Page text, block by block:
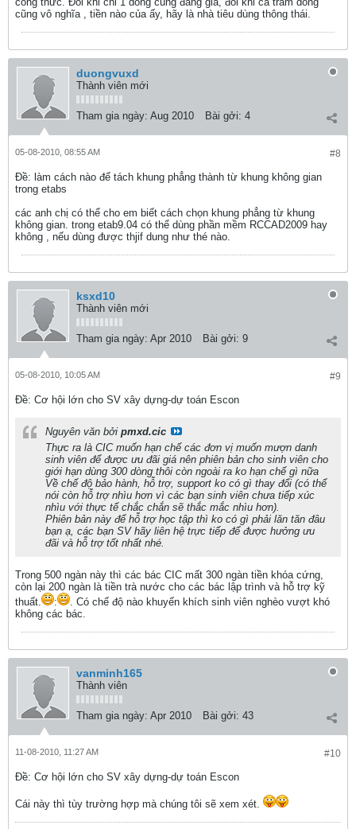
cũng vô nghĩa , tiền nào của ấy, hãy là nhà tiêu dùng thông thái.
duongvuxd
Thành viên mới
Tham gia ngày: Aug 2010 Bài gởi: 4
#8
05-08-2010, 08:55 AM
Ðề: làm cách nào để tách khung phẳng thành từ khung không gian
trong etabs
các anh chị có thể cho em biết cách chọn khung phẳng từ khung
không gian. trong etab9.04 có thể dùng phần mềm RCCAD2009 hay
không , nếu dùng được thjif dung như thé nào.
ksxd10
Thành viên mới
Tham gia ngày: Apr 2010 Bài gởi: 9
#9
05-08-2010, 10:05 AM
Ðề: Cơ hội lớn cho SV xây dựng-dự toán Escon
Nguyên văn bởi pmxd.cic
Thực ra là CIC muốn hạn chế các đơn vị muốn mượn danh
sinh viên để được ưu đãi giá nên phiên bản cho sinh viên cho
giới hạn dùng 300 dòng thôi còn ngoài ra ko hạn chế gì nữa
Về chế độ bảo hành, hỗ trợ, support ko có gì thay đổi (có thể
nói còn hỗ trợ nhìu hơn vì các bạn sinh viên chưa tiếp xúc
nhìu với thực tế chắc chắn sẽ thắc mắc nhìu hơn).
Phiên bản này để hỗ trợ học tập thì ko có gì phải lăn tăn đâu
bạn ạ, các bạn SV hãy liên hệ trực tiếp để được hưởng ưu
đãi và hỗ trợ tốt nhất nhé.
Trong 500 ngàn này thì các bác CIC mất 300 ngàn tiền khóa cứng,
còn lại 200 ngàn là tiền trà nước cho các bác lập trình và hỗ trợ kỹ
thuất.
:
. Có chế độ nào khuyến khích sinh viên nghèo vượt khó
không các bác.
vanminh165
Thành viên
Tham gia ngày: Apr 2010 Bài gởi: 43
#10
11-08-2010, 11:27 AM
Ðề: Cơ hội lớn cho SV xây dựng-dự toán Escon
Cái này thì tùy trường hợp mà chúng tôi sẽ xem xét.